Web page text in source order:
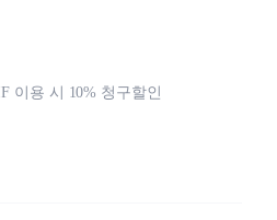
이용 시 10% 청구할인